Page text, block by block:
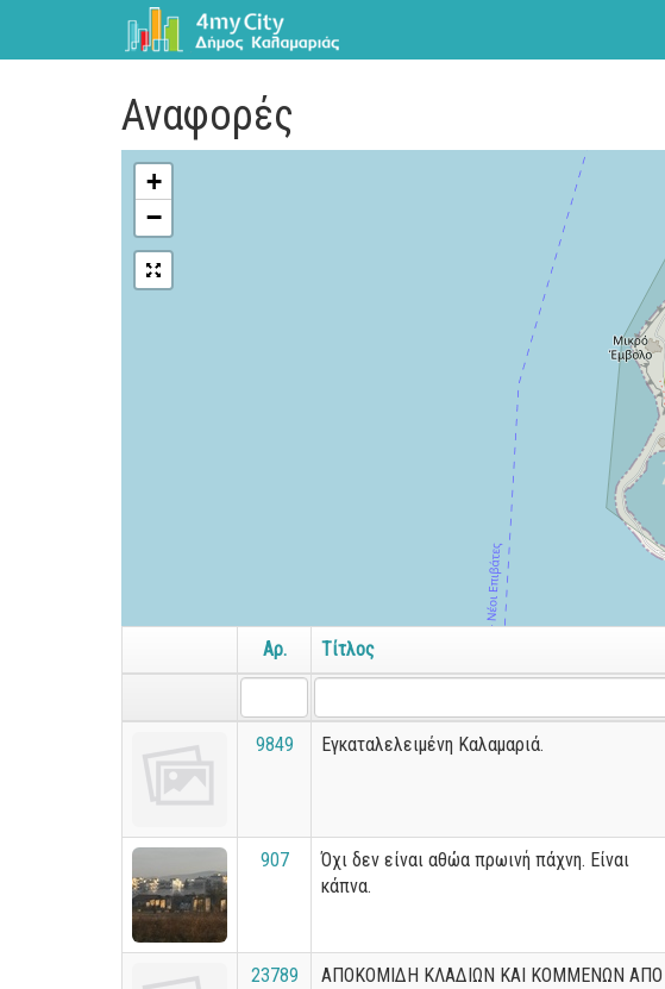
Αναφορές
+
−
Αρ. Τίτλος
9849 Εγκαταλελειμένη Καλαμαριά.
907
Όχι δεν είναι αθώα πρωινή πάχνη. Είναι
κάπνα.
23789
ΑΠΟΚΟΜΙΔΗ ΚΛΑΔΙΩΝ ΚΑΙ ΚΟΜΜΕΝΩΝ ΑΠΟ